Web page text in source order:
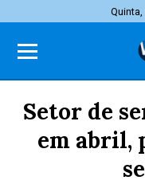
Setor de
em abril,